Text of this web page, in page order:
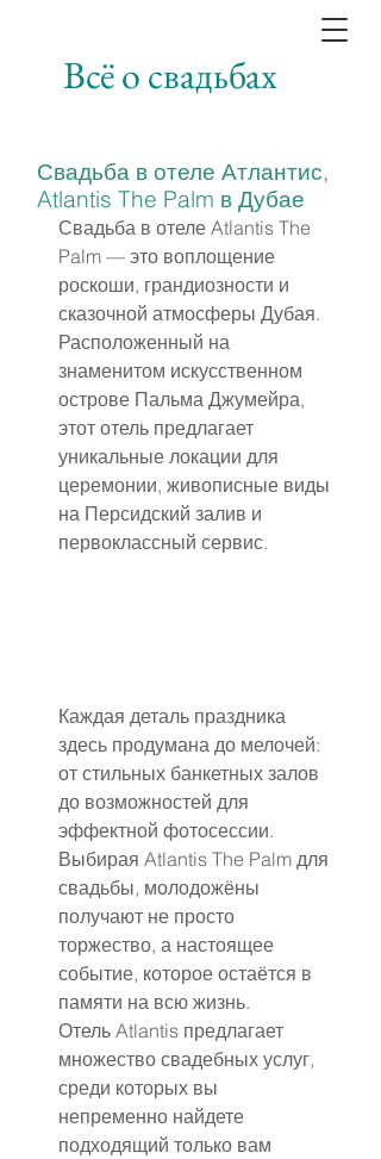
Всё о свадьбах
Свадьба в отеле Атлантис,
Atlantis The Palm в Дубае
Свадьба в отеле Atlantis The
Palm — это воплощение
роскоши, грандиозности и
сказочной атмосферы Дубая.
Расположенный на
знаменитом искусственном
острове Пальма Джумейра,
этот отель предлагает
уникальные локации для
церемонии, живописные виды
на Персидский залив и
первоклассный сервис.
Каждая деталь праздника
здесь продумана до мелочей:
от стильных банкетных залов
до возможностей для
эффектной фотосессии.
Выбирая Atlantis The Palm для
свадьбы, молодожёны
получают не просто
торжество, а настоящее
событие, которое остаётся в
памяти на всю жизнь.
Отель Atlantis предлагает
множество свадебных услуг,
среди которых вы
непременно найдете
подходящий только вам